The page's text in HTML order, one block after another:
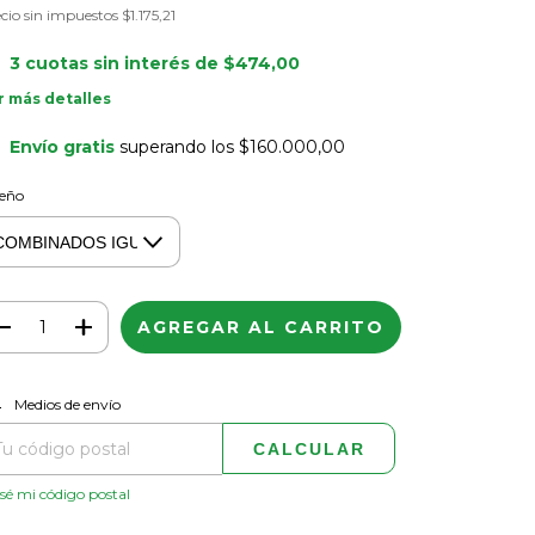
sin impuestos $1.175,21
3 cuotas sin interés de $474,00
más detalles
Envío gratis superando los $160.000,00
para el CP:
Medios de envío
CALCULAR
mi código postal